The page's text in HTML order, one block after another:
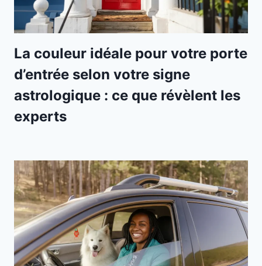
La couleur idéale pour votre porte
d’entrée selon votre signe
astrologique : ce que révèlent les
experts